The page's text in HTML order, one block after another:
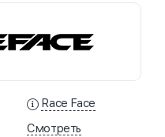
Race Face
Смотреть